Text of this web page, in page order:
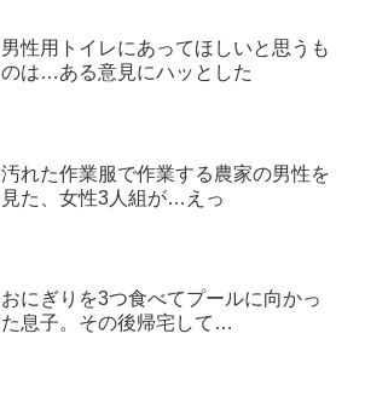
男性用トイレにあってほしいと思うも
のは…ある意見にハッとした
汚れた作業服で作業する農家の男性を
見た、女性3人組が…えっ
おにぎりを3つ食べてプールに向かっ
た息子。その後帰宅して…